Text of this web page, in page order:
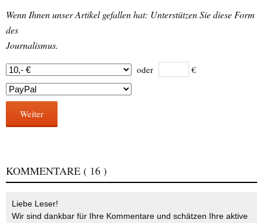
Wenn Ihnen unser Artikel gefallen hat: Unterstützen Sie diese Form
des
Journalismus.
oder €
Weiter
KOMMENTARE ( 16 )
Liebe Leser!
Wir sind dankbar für Ihre Kommentare und schätzen Ihre aktive